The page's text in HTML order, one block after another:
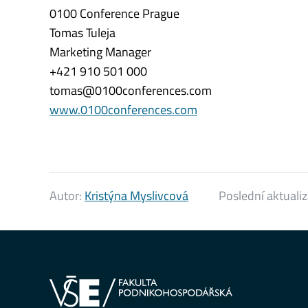
0100 Conference Prague
Tomas Tuleja
Marketing Manager
+421 910 501 000
tomas@0100conferences.com
www.0100conferences.com
Autor: Kristýna Myslivcová Poslední